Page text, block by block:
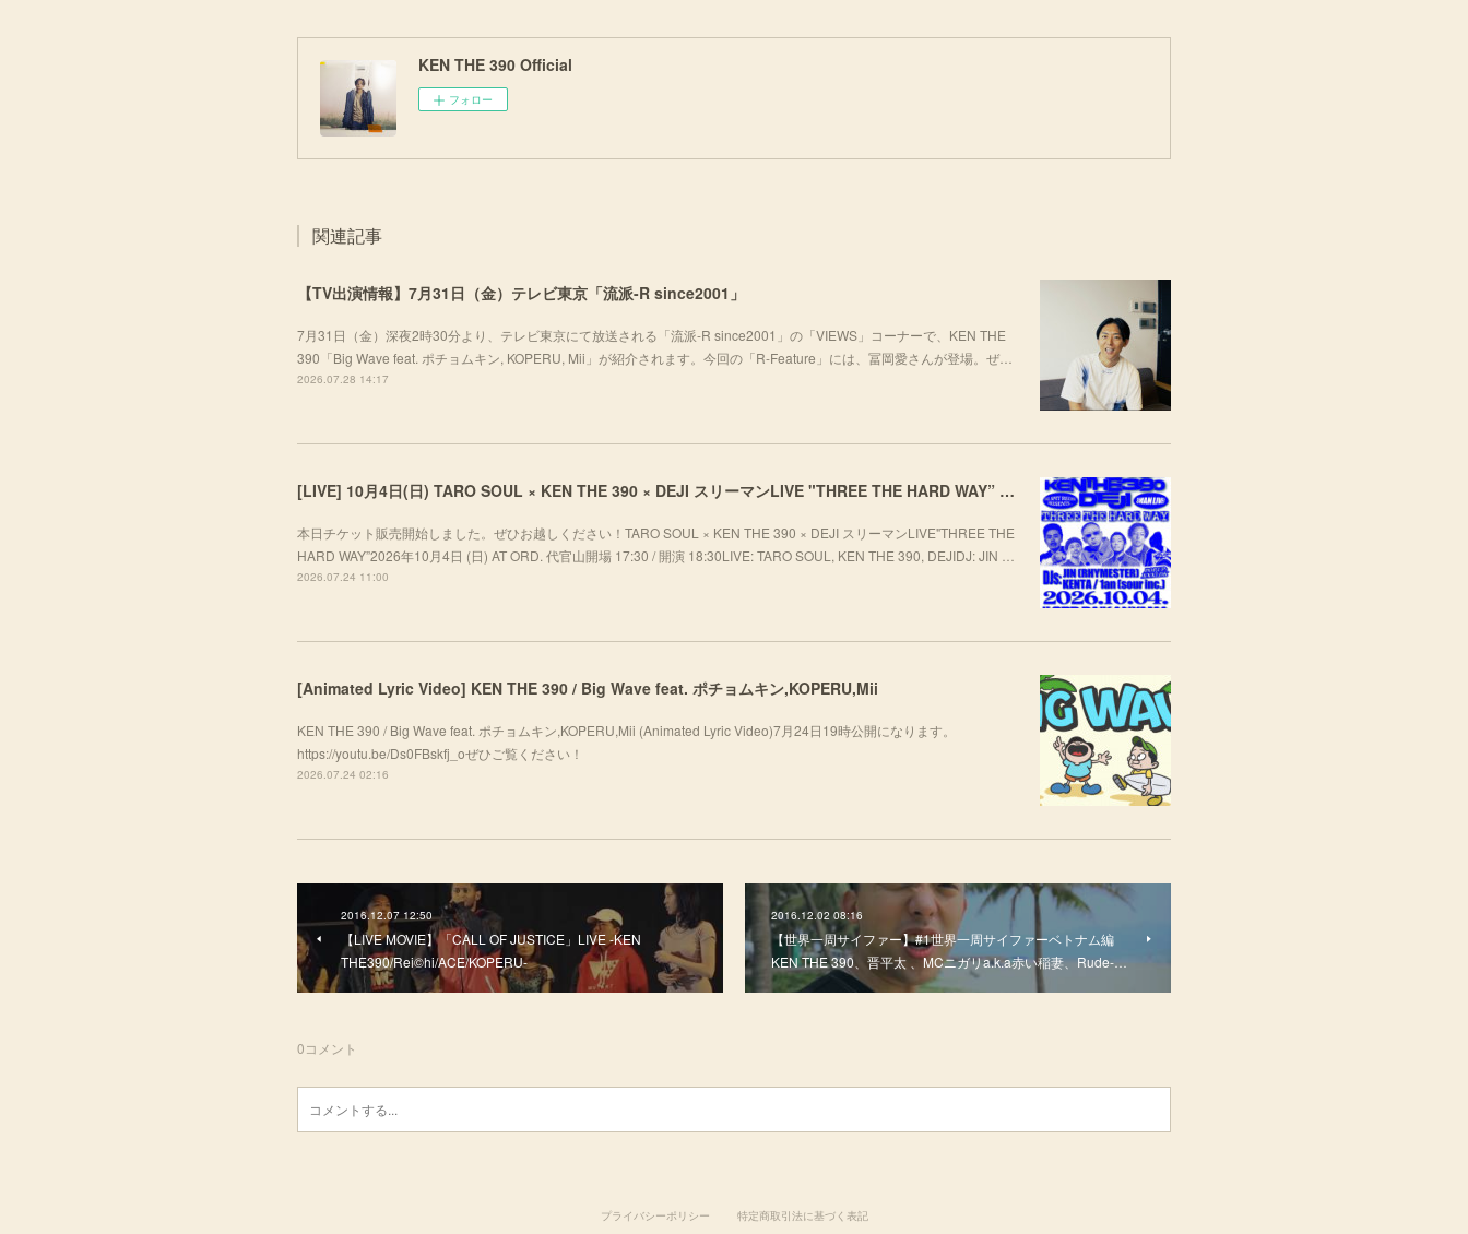
KEN THE 390 Official
フォロー
関連記事
【TV出演情報】7月31日（金）テレビ東京「流派-R since2001」
7月31日（金）深夜2時30分より、テレビ東京にて放送される「流派-R since2001」の「VIEWS」コーナーで、KEN THE
390「Big Wave feat. ポチョムキン, KOPERU, Mii」が紹介されます。今回の「R-Feature」には、冨岡愛さんが登場。ぜ…
2026.07.28 14:17
[LIVE] 10月4日(日) TARO SOUL × KEN THE 390 × DEJI スリーマンLIVE "THREE THE HARD WAY” @ ORD. 代官山
本日チケット販売開始しました。ぜひお越しください！TARO SOUL × KEN THE 390 × DEJI スリーマンLIVE"THREE THE
HARD WAY”2026年10月4日 (日) AT ORD. 代官山開場 17:30 / 開演 18:30LIVE: TARO SOUL, KEN THE 390, DEJIDJ: JIN …
2026.07.24 11:00
[Animated Lyric Video] KEN THE 390 / Big Wave feat. ポチョムキン,KOPERU,Mii
KEN THE 390 / Big Wave feat. ポチョムキン,KOPERU,Mii (Animated Lyric Video)7月24日19時公開になります。
https://youtu.be/Ds0FBskfj_oぜひご覧ください！
2026.07.24 02:16
2016.12.07 12:50
【LIVE MOVIE】「CALL OF JUSTICE」LIVE -KEN
THE390/Rei©hi/ACE/KOPERU-
2016.12.02 08:16
【世界一周サイファー】#1世界一周サイファーベトナム編
KEN THE 390、晋平太 、MCニガリa.k.a赤い稲妻、Rude-…
0コメント
プライバシーポリシー 特定商取引法に基づく表記